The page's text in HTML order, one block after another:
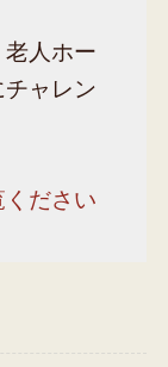
人ホー
ャレン
ださい